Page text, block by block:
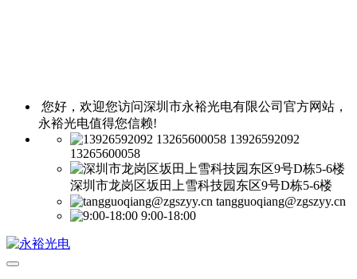
您好，欢迎您访问深圳市永裕光电有限公司官方网站，
永裕光电值得您信赖!
13926592092
13265600058
深圳市龙岗区坂田上雪科技园东区9号D栋5-6楼
tangguoqiang@zgszyy.cn
9:00-18:00